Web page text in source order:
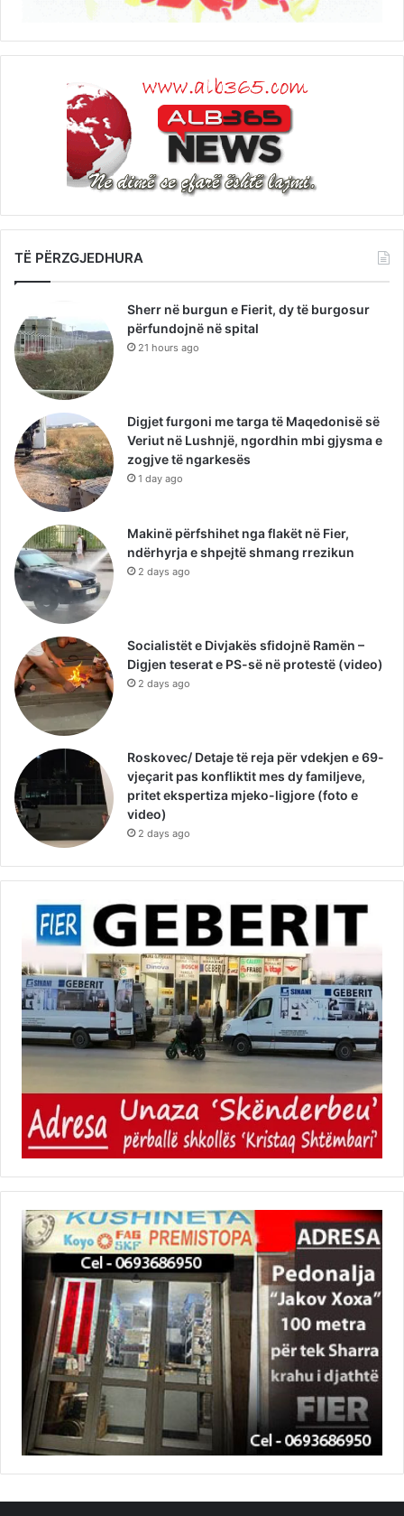
TË PËRZGJEDHURA
Sherr në burgun e Fierit, dy të burgosur
përfundojnë në spital
21 hours ago
Digjet furgoni me targa të Maqedonisë së
Veriut në Lushnjë, ngordhin mbi gjysma e
zogjve të ngarkesës
1 day ago
Makinë përfshihet nga flakët në Fier,
ndërhyrja e shpejtë shmang rrezikun
2 days ago
Socialistët e Divjakës sfidojnë Ramën –
Digjen teserat e PS-së në protestë (video)
2 days ago
Roskovec/ Detaje të reja për vdekjen e 69-
vjeçarit pas konfliktit mes dy familjeve,
pritet ekspertiza mjeko-ligjore (foto e
video)
2 days ago